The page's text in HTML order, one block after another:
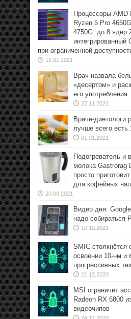
Процессоры AMD
Ryzen 5 Pro
4750G: до 8 ядер
интегрированный
при ограниченной
15.01.2021
Врач назвала
«десертом» и
его употребления
27.11.2021
Врачи-диетологи
лучше всего есть
01.01.2021
Подогреватель и
молока Gastrorag
просто
для кофейных
20.09.2021
Видео дня:
надо собираться
10.10.2021
SMIC столкнётся
освоении 10-нм и
прогрессивных
21.12.2020
MSI ограничит
Radeon RX 6800
видеочипов